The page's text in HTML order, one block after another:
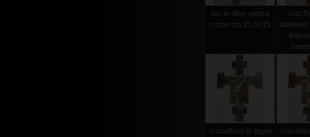
tau in olivo senza
corpo cm.21,5x15
crocefisso in legno